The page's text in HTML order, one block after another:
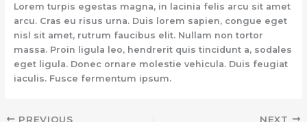
Lorem turpis egestas magna, in lacinia felis arcu sit amet
arcu. Cras eu risus urna. Duis lorem sapien, congue eget
nisl sit amet, rutrum faucibus elit. Nullam non tortor
massa. Proin ligula leo, hendrerit quis tincidunt a, sodales
eget ligula. Donec ornare molestie vehicula. Duis feugiat
iaculis. Fusce fermentum ipsum.
PREVIOUS NEXT